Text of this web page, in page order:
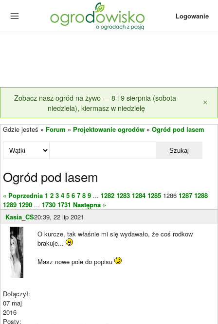
Logowanie
Zobacz nasz ogród na żywo — 8 i 9 sierpnia (sobota-
niedziela), kiermasz w niedzielę
×
Gdzie jesteś » Forum » Projektowanie ogrodów » Ogród pod lasem
Szukaj
Ogród pod lasem
« Poprzednia 1 2 3 4 5 6 7 8 9 ... 1282 1283 1284 1285 1286 1287 1288
1289 1290 ... 1730 1731 Następna »
Kasia_CS20:39, 22 lip 2021
Dołączył:
07 maj
2016
Posty:
O kurcze, tak właśnie mi się wydawało, że coś rodkow
brakuje...
Masz nowe pole do popisu